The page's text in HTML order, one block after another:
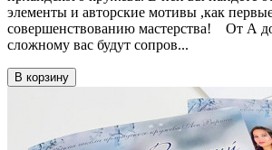
элементы и авторские мотивы ,как
совершенствованию мастерства! От А
сложному вас будут сопров...
В корзину